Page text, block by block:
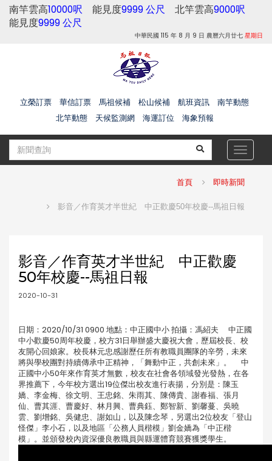
南竿雲高10000呎 能見度9999 公尺 北竿雲高9000呎
能見度9999 公尺
中華民國 115 年 8 月 9 日 農曆六月廿七 星期日
立榮訂票 華信訂票 馬祖候補 松山候補 航班資訊
南竿動態
北竿動態
天候監測網 海運訂位 海象預報
Toggle
首頁 即時新聞
影音／作育英才半世紀 中正歡慶50年校慶--馬祖日報
影音／作育英才半世紀 中正歡慶
50年校慶--馬祖日報
2020-10-31
日期：2020/10/31 0900 地點：中正國中小 拍攝：馮紹夫 中正國
中小歡慶50周年校慶，校方31日舉辦盛大慶祝大會，歷屆校長、校
友開心回娘家。校長林元忠感謝歷任所有教職員團隊的辛勞，未來
將與學校團對持續傳承中正精神，「舞動中正，共創未來」。 中
正國中小50年來作育英才無數，校友在社會各領域發光發熱，在各
界推薦下，今年校方選出19位傑出校友進行表揚，分別是：陳玉
嬌、李金梅、徐文明、王忠銘、朱雨其、陳傳貴、謝春福、張月
仙、曹其涯、曹慶好、林月興、曹典鈺、鄭智新、劉馨蔓、吳曉
雲、劉增銘、吳健忠、謝如山，以及陳念琴，另選出2位校友「登山
怪傑」李小石，以及地區「公務人員楷模」劉金嬌為「中正楷
模」。並頒發校內資深優良教職員與縣運體育競賽獲獎學生。